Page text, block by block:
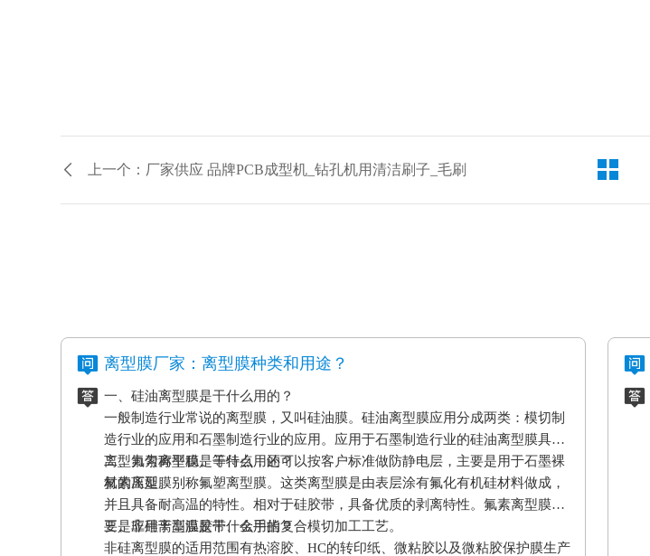
上一个：厂家供应 品牌PCB成型机_钻孔机用清洁刷子_毛刷
离型膜厂家：离型膜种类和用途？
一、硅油离型膜是干什么用的？
一般制造行业常说的离型膜，又叫硅油膜。硅油离型膜应用分成两类：模切制
造行业的应用和石墨制造行业的应用。应用于石墨制造行业的硅油离型膜具备
离型力匀称平稳、等特点，还可以按客户标准做防静电层，主要是用于石墨裸
材的压延。
二、氟素离型膜是干什么用的？
氟素离型膜别称氟塑离型膜。这类离型膜是由表层涂有氟化有机硅材料做成，
并且具备耐高温的特性。相对于硅胶带，具备优质的剥离特性。氟素离型膜主
要是应用于高温胶带、金手指复合模切加工工艺。
三、非硅离型膜是干什么用的？
非硅离型膜的适用范围有热溶胶、HC的转印纸、微粘胶以及微粘胶保护膜生产